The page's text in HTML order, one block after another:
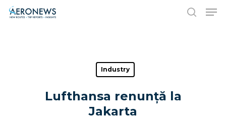
Hit enter to search or ESC to close
Industry
Lufthansa renunță la
Jakarta